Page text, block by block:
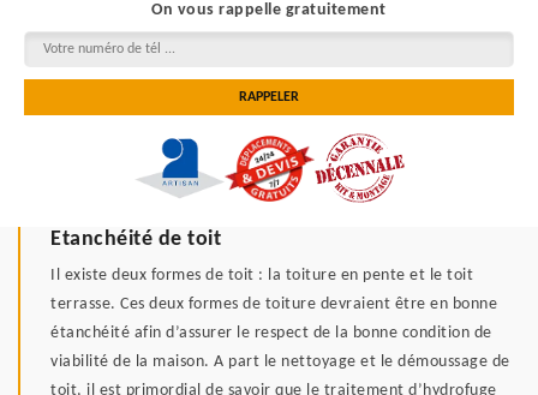
On vous rappelle gratuitement
Etanchéité de toit
Il existe deux formes de toit : la toiture en pente et le toit
terrasse. Ces deux formes de toiture devraient être en bonne
étanchéité afin d’assurer le respect de la bonne condition de
viabilité de la maison. A part le nettoyage et le démoussage de
toit, il est primordial de savoir que le traitement d’hydrofuge